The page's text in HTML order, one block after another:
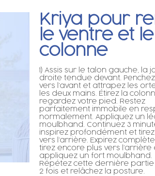
Kriya pour
le ventre et
colonne
1) Assis sur le talon gauche, la
droite tendue devant.
vers l’avant et attrapez les
les deux mains. Étirez la
regardez votre pied. Restez
parfaitement immobile en
normalement. Appliquez un
moulbhand. Continuez 3
inspirez profondément et
vers l’arrière. Expirez
tirez encore plus vers l’arrière
appliquez un fort moulbhand.
Répétez cette dernière
2 fois et relâchez la posture.